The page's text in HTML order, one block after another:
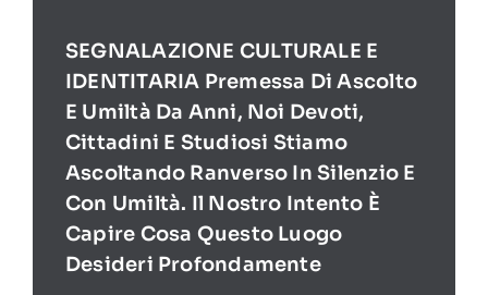
SEGNALAZIONE CULTURALE E
IDENTITARIA Premessa Di Ascolto
E Umiltà Da Anni, Noi Devoti,
Cittadini E Studiosi Stiamo
Ascoltando Ranverso In Silenzio E
Con Umiltà. Il Nostro Intento È
Capire Cosa Questo Luogo
Desideri Profondamente